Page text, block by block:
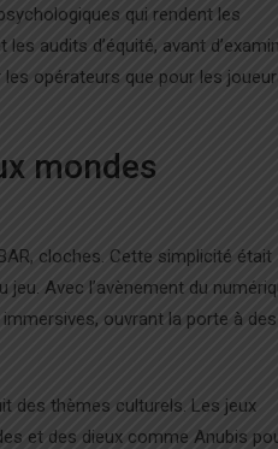
qui rendent les
audits d’équité, avant
opérateurs que pour les
mondes
cloches. Cette simplicité était
Avec l’avènement du
ouvrant la porte à des
des thèmes culturels. Les jeux
et des dieux comme Anubis